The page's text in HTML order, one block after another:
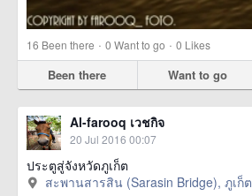
16 Been there · 0 Want to go · 0 Likes
Been there Want to go
Al-farooq เวชกิจ
20 Jul 2016 00:07
ประตูสู่จังหวัดภูเก็ต
สะพานสารสิน (Sarasin Bridge), ภูเก็ต